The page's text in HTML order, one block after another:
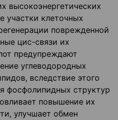
высокоэнергетических
участки клеточных
поврежденной
цис-связи их
предупреждают
углеводородных
вследствие этого
фосфолипидных структур
повышение их
улучшает обмен